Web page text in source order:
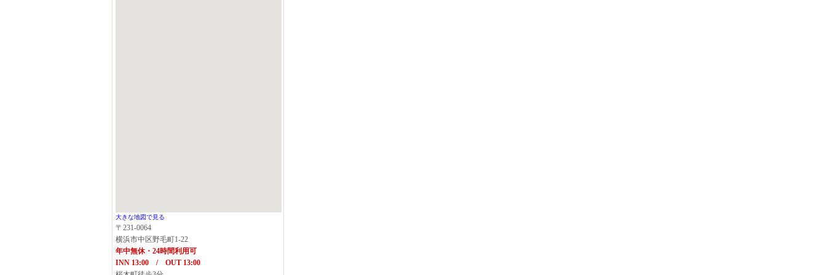
大きな地図で見る
〒231-0064
横浜市中区野毛町1-22
年中無休・24時間利用可
INN 13:00 / OUT 13:00